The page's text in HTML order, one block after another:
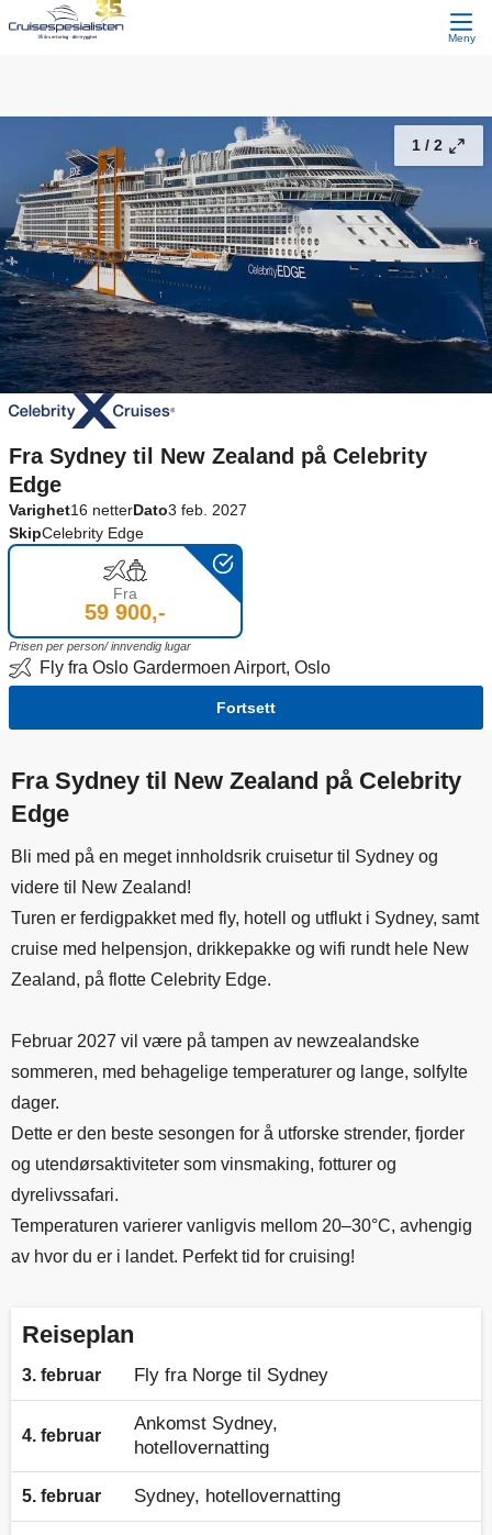
Meny
Fortsett
1 / 2
Fra Sydney til New Zealand på Celebrity
Edge
Varighet16 netterDato3 feb. 2027
SkipCelebrity Edge
Fra
59 900,-
Prisen per person/ innvendig lugar
Fly fra Oslo Gardermoen Airport, Oslo
Fortsett
Fra Sydney til New Zealand på Celebrity
Edge
Bli med på en meget innholdsrik cruisetur til Sydney og
videre til New Zealand!
Turen er ferdigpakket med fly, hotell og utflukt i Sydney, samt
cruise med helpensjon, drikkepakke og wifi rundt hele New
Zealand, på flotte Celebrity Edge.
Februar 2027 vil være på tampen av newzealandske
sommeren, med behagelige temperaturer og lange, solfylte
dager.
Dette er den beste sesongen for å utforske strender, fjorder
og utendørsaktiviteter som vinsmaking, fotturer og
dyrelivssafari.
Temperaturen varierer vanligvis mellom 20–30°C, avhengig
av hvor du er i landet. Perfekt tid for cruising!
Reiseplan
3. februar Fly fra Norge til Sydney
4. februar
Ankomst Sydney,
hotellovernatting
5. februar Sydney, hotellovernatting